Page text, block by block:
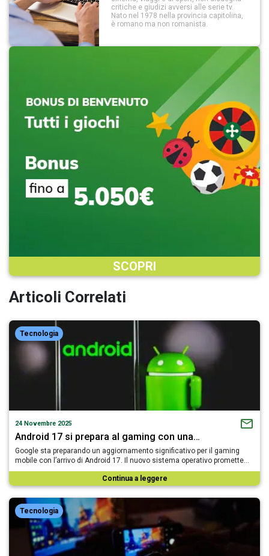
critiche e giudizi avversi alle serie tv.
Nato nel 1978 nella provincia capitolina,
è romano ma non romanista.
SCOPRI
Articoli Correlati
Tecnologia
24 Novembre 2025
Android 17 si prepara al gaming con una…
Google sta preparando un aggiornamento significativo per il gaming
mobile con l’arrivo di Android 17. Il nuovo sistema operativo promette…
Continua a leggere
Tecnologia